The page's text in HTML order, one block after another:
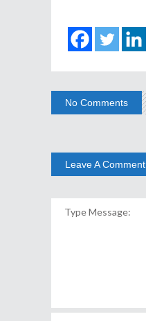
No Comments
Leave A Comment